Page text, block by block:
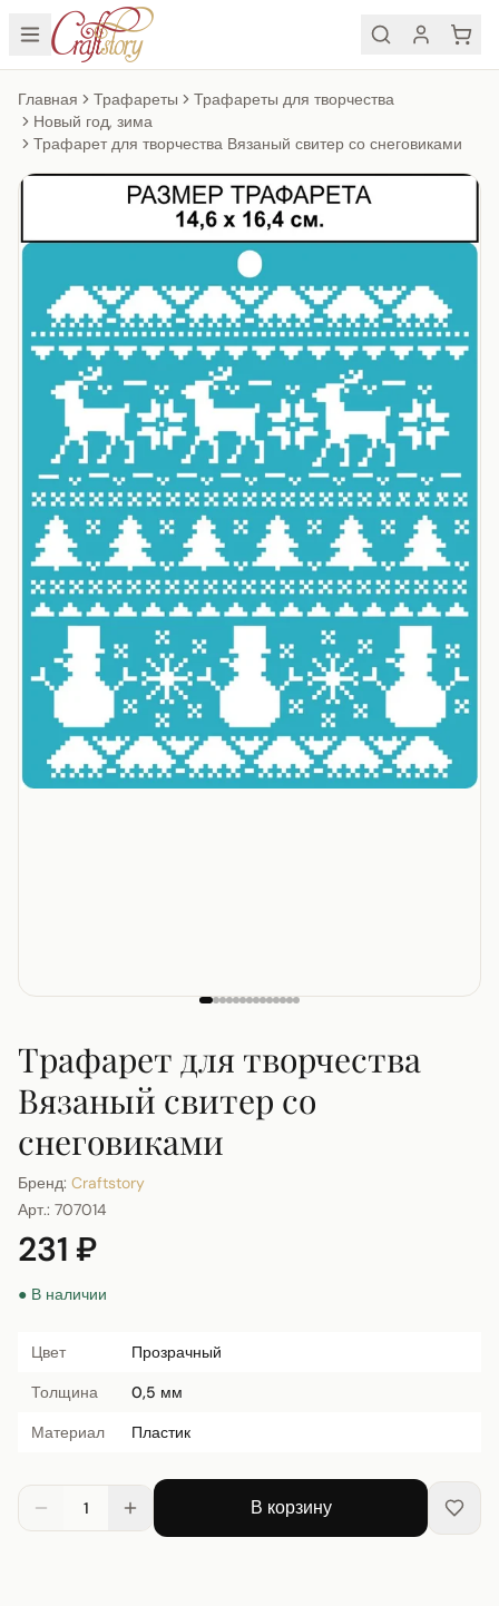
Главная Трафареты
Трафареты для творчества
Новый год, зима
Трафарет для творчества Вязаный свитер со снеговиками
Трафарет для творчества
Вязаный свитер со
снеговиками
Бренд: Craftstory
Арт.: 707014
231 ₽
● В наличии
Цвет
Прозрачный
Толщина
0,5 мм
Материал
Пластик
1 В корзину